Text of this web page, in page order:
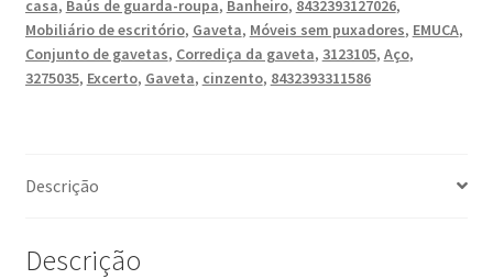
15/32"),
superfície:
cinza
(11-
retrátil
casa, Baús de guarda-roupa, Banheiro, 8432393127026,
Mobiliário de escritório, Gaveta, Móveis sem puxadores, EMUCA,
Conjunto de gavetas, Corrediça da gaveta, 3123105, Aço,
3275035, Excerto, Gaveta, cinzento, 8432393311586
Descrição
Descrição